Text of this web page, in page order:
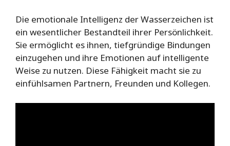
Die emotionale Intelligenz der Wasserzeichen ist
ein wesentlicher Bestandteil ihrer Persönlichkeit.
Sie ermöglicht es ihnen, tiefgründige Bindungen
einzugehen und ihre Emotionen auf intelligente
Weise zu nutzen. Diese Fähigkeit macht sie zu
einfühlsamen Partnern, Freunden und Kollegen.